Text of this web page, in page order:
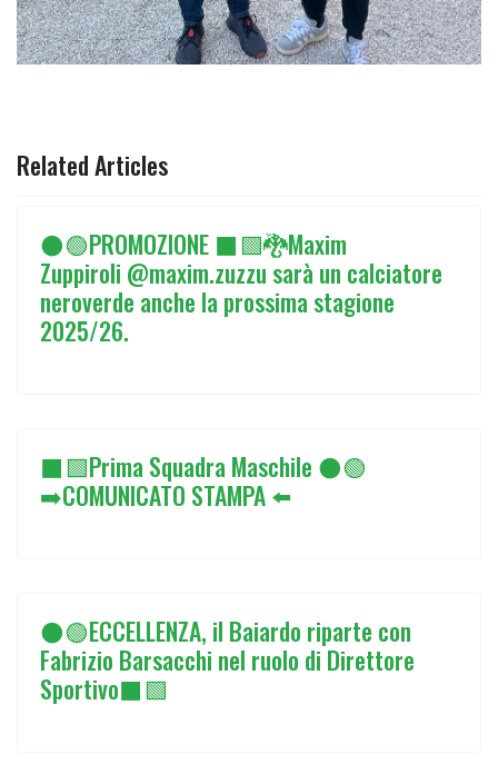
Related Articles
⚫🟢PROMOZIONE ⬛🟩🐉Maxim
Zuppiroli @maxim.zuzzu sarà un calciatore
neroverde anche la prossima stagione
2025/26.
⬛🟩Prima Squadra Maschile ⚫🟢
➡️COMUNICATO STAMPA ⬅️
⚫🟢ECCELLENZA, il Baiardo riparte con
Fabrizio Barsacchi nel ruolo di Direttore
Sportivo⬛🟩